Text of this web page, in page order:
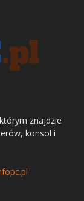
znajdzie
konsol i